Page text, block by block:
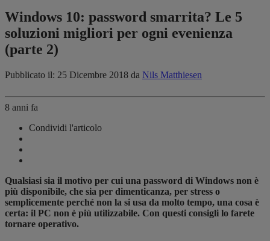
Windows 10: password smarrita? Le 5
soluzioni migliori per ogni evenienza
(parte 2)
Pubblicato il: 25 Dicembre 2018 da Nils Matthiesen
8 anni fa
Condividi l'articolo
Qualsiasi sia il motivo per cui una password di Windows non è
più disponibile, che sia per dimenticanza, per stress o
semplicemente perché non la si usa da molto tempo, una cosa è
certa: il PC non è più utilizzabile. Con questi consigli lo farete
tornare operativo.